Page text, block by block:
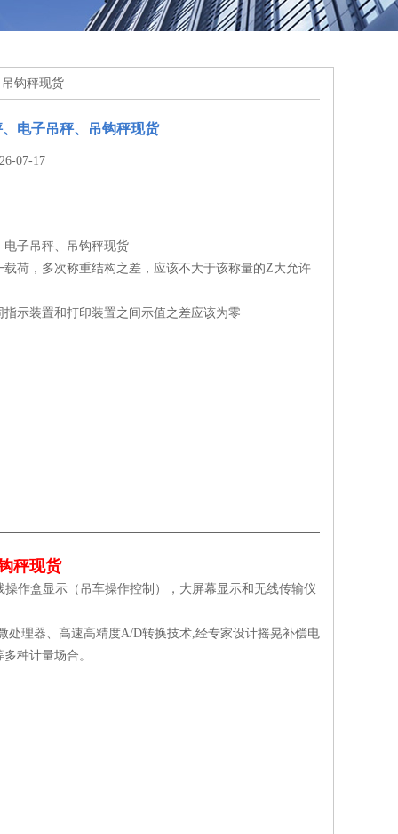
钩秤现货
电子吊秤、吊钩秤现货
07-17
电子吊秤、吊钩秤现货
载荷，多次称重结构之差，应该不大于该称量的Z大允许
指示装置和打印装置之间示值之差应该为零
秤现货
作盒显示（吊车操作控制），大屏幕显示和无线传输仪
处理器、高速高精度A/D转换技术,经专家设计摇晃补偿电
种计量场合。